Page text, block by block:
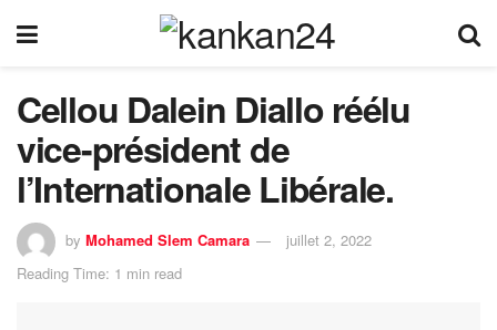
Cellou Dalein Diallo réélu
vice-président de
l’Internationale Libérale.
by Mohamed Slem Camara
juillet 2, 2022
Reading Time: 1 min read